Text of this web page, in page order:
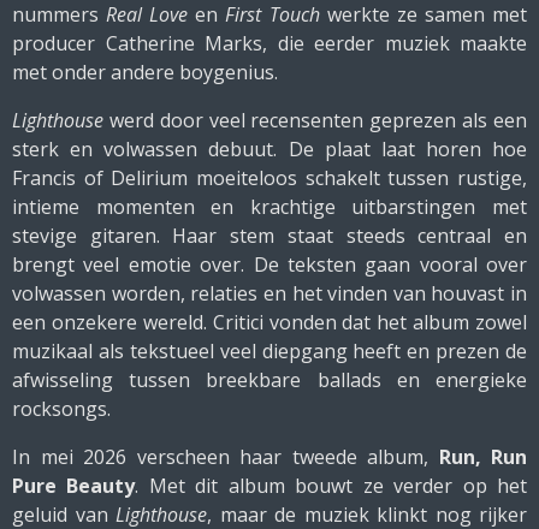
nummersReal Love enFirst Touchwerkte ze samen met
producer Catherine Marks, die eerder muziek maakte
met onder andere boygenius.
Lighthouse werd door veel recensenten geprezen als een
sterk en volwassen debuut. De plaat laat horen hoe
Francis of Delirium moeiteloos schakelt tussen rustige,
intieme momenten en krachtige uitbarstingen met
stevige gitaren. Haar stem staat steeds centraal en
brengt veel emotie over. De teksten gaan vooral over
volwassen worden, relaties en het vinden van houvast in
een onzekere wereld. Critici vonden dat het album zowel
muzikaal als tekstueel veel diepgang heeft en prezen de
afwisseling tussen breekbare ballads en energieke
rocksongs.
In mei 2026 verscheen haar tweede album, Run, Run
Pure Beauty. Met dit album bouwt ze verder op het
geluid van Lighthouse, maar de muziek klinkt nog rijker